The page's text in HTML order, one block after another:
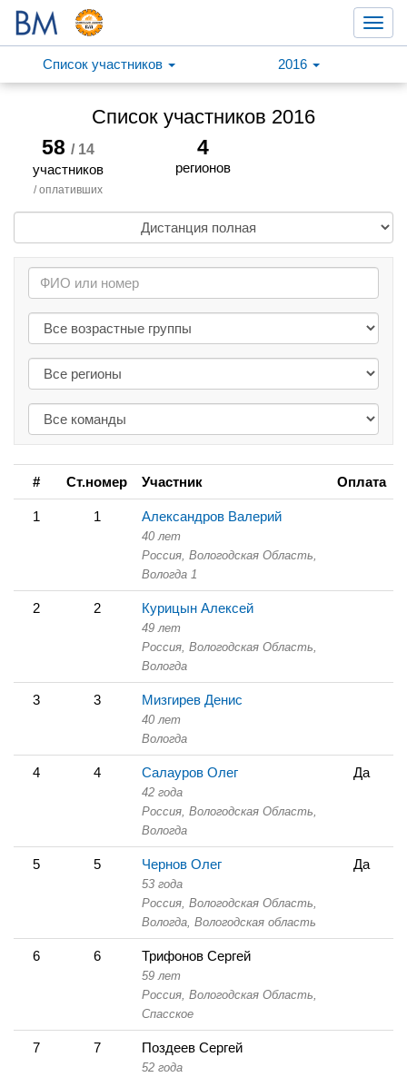
Список участников
2016
Список участников 2016
58 / 14
участников
/ оплативших
4
регионов
# Ст.номер Участник Оплата
1 1 Александров Валерий
40 лет
Россия, Вологодская Область,
Вологда 1
2 2 Курицын Алексей
49 лет
Россия, Вологодская Область,
Вологда
3 3 Мизгирев Денис
40 лет
Вологда
4 4 Салауров Олег
42 года
Россия, Вологодская Область,
Вологда
Да
5 5 Чернов Олег
53 года
Россия, Вологодская Область,
Вологда, Вологодская область
Да
6 6 Трифонов Сергей
59 лет
Россия, Вологодская Область,
Спасское
7 7 Поздеев Сергей
52 года